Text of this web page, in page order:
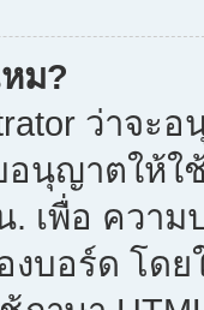
ม?
ว่าจะ
นุญาตให้ใ
. เพื่อ ควา
งบอร์ด โด